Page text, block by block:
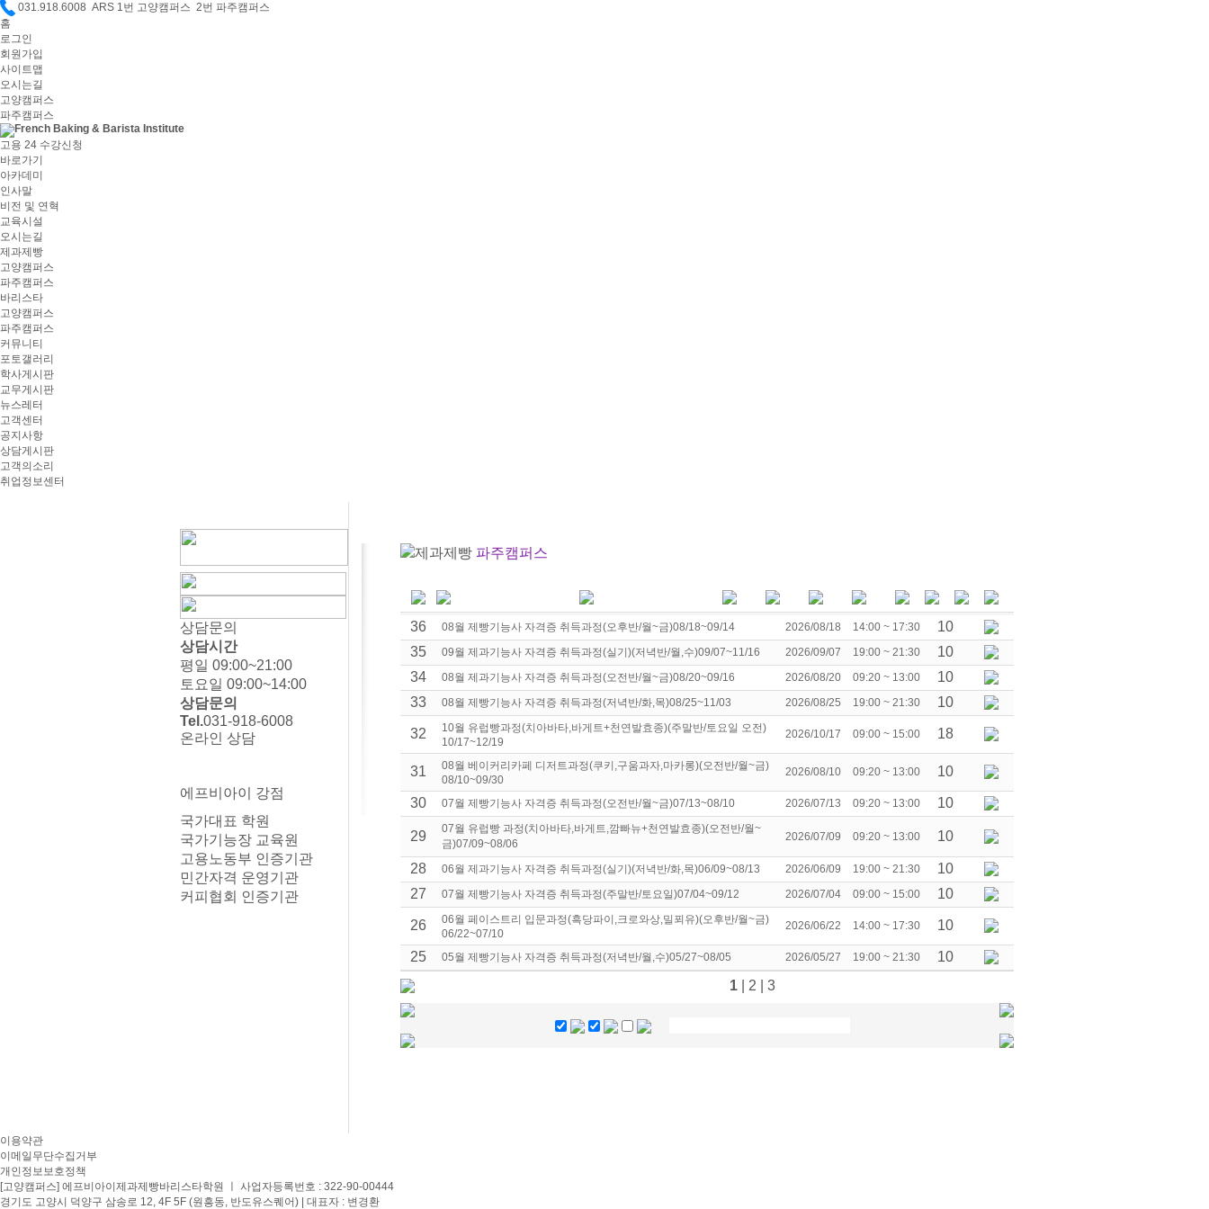
031.918.6008 ARS 1번 고양캠퍼스 2번 파주캠퍼스
홈
로그인
회원가입
사이트맵
오시는길
고양캠퍼스
파주캠퍼스
고용 24 수강신청
바로가기
아카데미
인사말
비전 및 연혁
교육시설
오시는길
제과제빵
고양캠퍼스
파주캠퍼스
바리스타
고양캠퍼스
파주캠퍼스
커뮤니티
포토갤러리
학사게시판
교무게시판
뉴스레터
고객센터
공지사항
상담게시판
고객의소리
취업정보센터
상담문의
상담시간
평일 09:00~21:00
토요일 09:00~14:00
상담문의
Tel.031-918-6008
온라인 상담
에프비아이 강점
국가대표 학원
국가기능장 교육원
고용노동부 인증기관
민간자격 운영기관
커피협회 인증기관
제과제빵 파주캠퍼스
36 08월 제빵기능사 자격증 취득과정(오후반/월~금)08/18~09/14 2026/08/18 14:00 ~ 17:30
10
35
09월 제과기능사 자격증 취득과정(실기)(저녁반/월,수)09/07~11/16 2026/09/07 19:00 ~ 21:30
10
34
08월 제과기능사 자격증 취득과정(오전반/월~금)08/20~09/16 2026/08/20 09:20 ~ 13:00
10
33
08월 제빵기능사 자격증 취득과정(저녁반/화,목)08/25~11/03 2026/08/25 19:00 ~ 21:30 10
32
10월 유럽빵과정(치아바타,바게트+천연발효종)(주말반/토요일 오전)
10/17~12/19
2026/10/17 09:00 ~ 15:00 18
31
08월 베이커리카페 디저트과정(쿠키,구움과자,마카롱)(오전반/월~금)
08/10~09/30
2026/08/10 09:20 ~ 13:00 10
30 07월 제빵기능사 자격증 취득과정(오전반/월~금)07/13~08/10 2026/07/13 09:20 ~ 13:00 10
29
07월 유럽빵 과정(치아바타,바게트,깜빠뉴+천연발효종)(오전반/월~
금)07/09~08/06
2026/07/09 09:20 ~ 13:00 10
28 06월 제과기능사 자격증 취득과정(실기)(저녁반/화,목)06/09~08/13 2026/06/09 19:00 ~ 21:30
10
27
07월 제빵기능사 자격증 취득과정(주말반/토요일)07/04~09/12 2026/07/04 09:00 ~ 15:00 10
26
06월 페이스트리 입문과정(흑당파이,크로와상,밀푀유)(오후반/월~금)
06/22~07/10
2026/06/22 14:00 ~ 17:30 10
25 05월 제빵기능사 자격증 취득과정(저녁반/월,수)05/27~08/05 2026/05/27 19:00 ~ 21:30
10
1| 2 3
이용약관
이메일무단수집거부
개인정보보호정책
[고양캠퍼스] 에프비아이제과제빵바리스타학원 ㅣ 사업자등록번호 : 322-90-00444
경기도 고양시 덕양구 삼송로 12, 4F 5F (원흥동, 반도유스퀘어) | 대표자 : 변경환